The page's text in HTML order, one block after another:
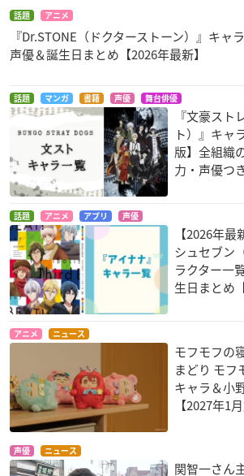
話題 アニメ
『Dr.STONE（ドクターストーン）』キ
声優＆誕生日まとめ【2026年最新】
話題 マンガ 書籍 声優 舞台俳優
『文豪スト
ト）』キャ
版】全組織
力・声優つ
話題 アニメ アプリ 声優
【2026年
シュセブン
ラクター一
生日まとめ
アニメ ニュース
モフモフの
まどり モフ
キャラ＆小
【2027年1
声優 ニュース
関智一さん